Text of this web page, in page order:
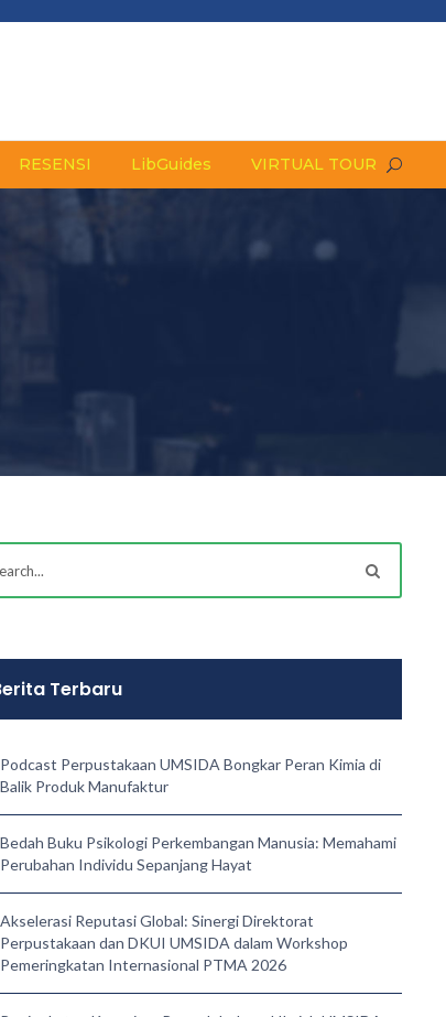
RESENSI LibGuides VIRTUAL TOUR
Terbaru
Podcast Perpustakaan UMSIDA Bongkar Peran Kimia di
Balik Produk Manufaktur
Bedah Buku Psikologi Perkembangan Manusia: Memahami
Perubahan Individu Sepanjang Hayat
Akselerasi Reputasi Global: Sinergi Direktorat
Perpustakaan dan DKUI UMSIDA dalam Workshop
Pemeringkatan Internasional PTMA 2026